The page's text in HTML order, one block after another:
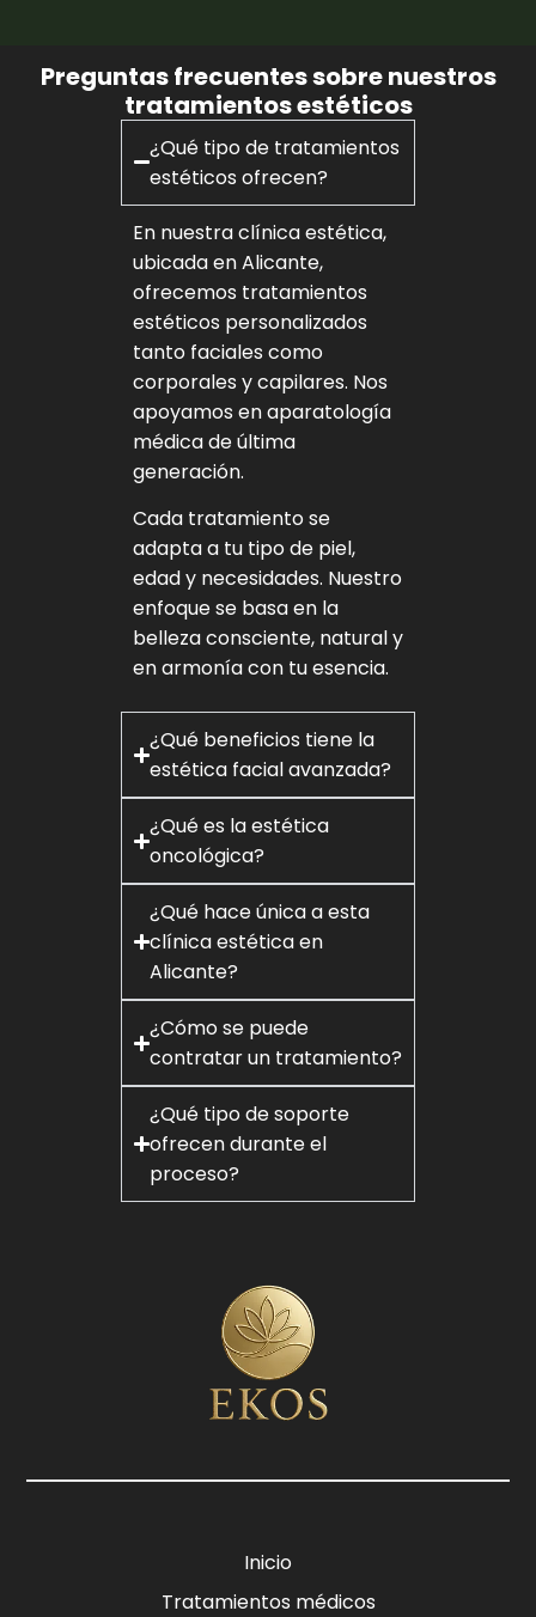
Preguntas frecuentes sobre nuestros
tratamientos estéticos
¿Qué tipo de tratamientos
estéticos ofrecen?
En nuestra clínica estética,
ubicada en Alicante,
ofrecemos tratamientos
estéticos personalizados
tanto faciales como
corporales y capilares. Nos
apoyamos en aparatología
médica de última
generación.
Cada tratamiento se
adapta a tu tipo de piel,
edad y necesidades. Nuestro
enfoque se basa en la
belleza consciente, natural y
en armonía con tu esencia.
¿Qué beneficios tiene la
estética facial avanzada?
¿Qué es la estética
oncológica?
¿Qué hace única a esta
clínica estética en
Alicante?
¿Cómo se puede
contratar un tratamiento?
¿Qué tipo de soporte
ofrecen durante el
proceso?
Inicio
Tratamientos médicos